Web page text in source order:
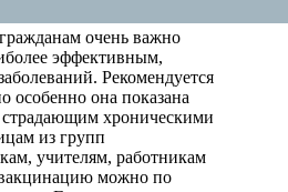
очень важно
эффективным,
Рекомендуется
особенно она показана
страдающим хроническими
из групп
учителям, работникам
вакцинацию можно по